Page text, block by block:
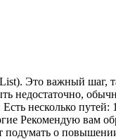
Это важный шаг,
несколько
Рекомендую вам
о